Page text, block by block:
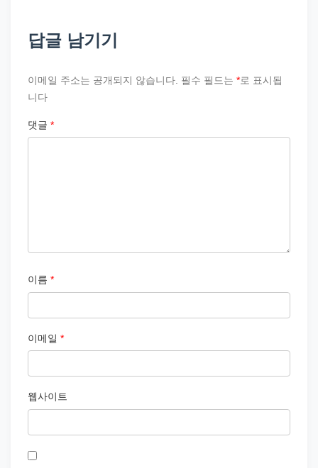
답글 남기기
이메일 주소는 공개되지 않습니다. 필수 필드는 *로 표시됩
니다
댓글 *
이름 *
이메일 *
웹사이트